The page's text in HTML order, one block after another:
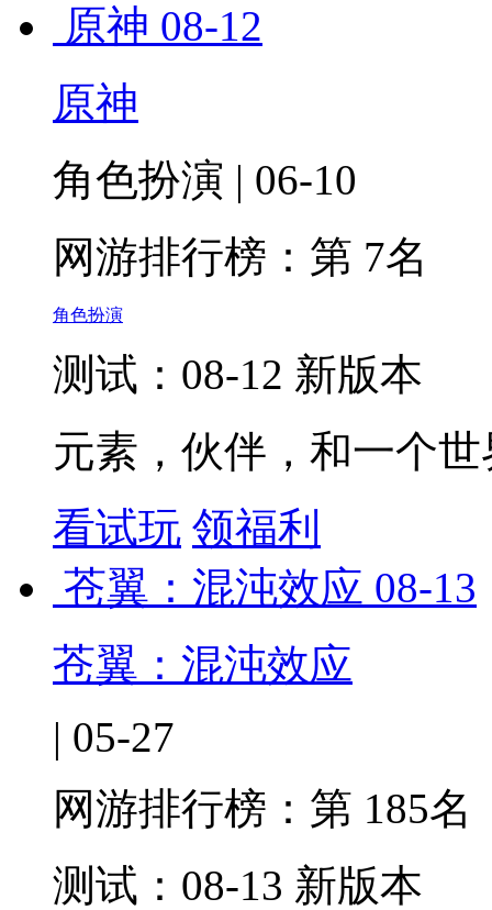
原神 08-12
原神
角色扮演 | 06-10
网游排行榜： 第 7名
角色扮演
测试：08-12 新版本
元素，伙伴，和一个世
看试玩 领福利
苍翼：混沌效应 08-13
苍翼：混沌效应
| 05-27
网游排行榜： 第 185名
测试：08-13 新版本